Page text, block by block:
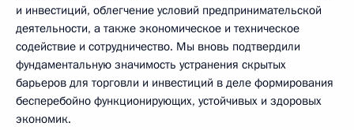
и инвестиций, облегчение условий предпринимательской
деятельности, а также экономическое и техническое
содействие и сотрудничество. Мы вновь подтвердили
фундаментальную значимость устранения скрытых
барьеров для торговли и инвестиций в деле формирования
бесперебойно функционирующих, устойчивых и здоровых
экономик.